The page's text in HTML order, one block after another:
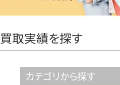
買取実績を探す
カテゴリから探す